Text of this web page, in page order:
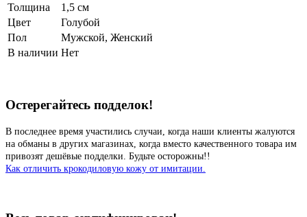
Толщина
1,5 см
Цвет
Голубой
Пол
Мужской, Женский
В наличии Нет
Остерегайтесь подделок!
В последнее время участились случаи, когда наши клиенты жалуются
на обманы в других магазинах, когда вместо качественного товара им
привозят дешёвые подделки. Будьте осторожны!!
Как отличить крокодиловую кожу от имитации.